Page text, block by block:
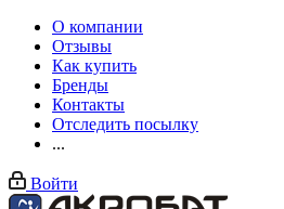
О компании
Отзывы
Как купить
Бренды
Контакты
Отследить посылку
...
Войти